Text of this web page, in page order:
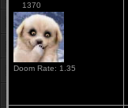
1370
Doom Rate: 1.35